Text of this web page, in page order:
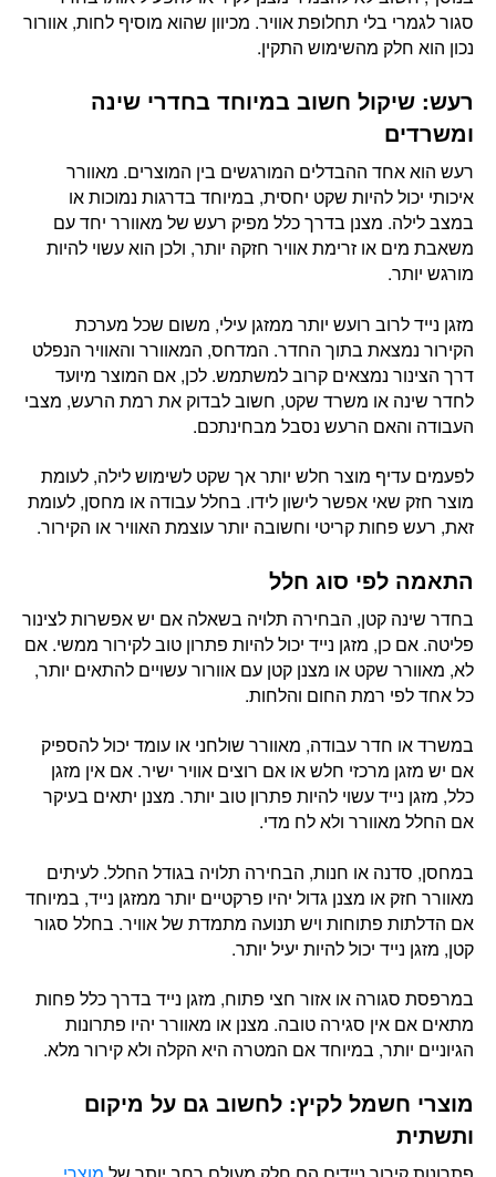
סגור לגמרי בלי תחלופת אוויר. מכיוון שהוא מוסיף לחות, אוורור
נכון הוא חלק מהשימוש התקין.
רעש: שיקול חשוב במיוחד בחדרי שינה
ומשרדים
רעש הוא אחד ההבדלים המורגשים בין המוצרים. מאוורר
איכותי יכול להיות שקט יחסית, במיוחד בדרגות נמוכות או
במצב לילה. מצנן בדרך כלל מפיק רעש של מאוורר יחד עם
משאבת מים או זרימת אוויר חזקה יותר, ולכן הוא עשוי להיות
מורגש יותר.
מזגן נייד לרוב רועש יותר ממזגן עילי, משום שכל מערכת
הקירור נמצאת בתוך החדר. המדחס, המאוורר והאוויר הנפלט
דרך הצינור נמצאים קרוב למשתמש. לכן, אם המוצר מיועד
לחדר שינה או משרד שקט, חשוב לבדוק את רמת הרעש, מצבי
העבודה והאם הרעש נסבל מבחינתכם.
לפעמים עדיף מוצר חלש יותר אך שקט לשימוש לילה, לעומת
מוצר חזק שאי אפשר לישון לידו. בחלל עבודה או מחסן, לעומת
זאת, רעש פחות קריטי וחשובה יותר עוצמת האוויר או הקירור.
התאמה לפי סוג חלל
בחדר שינה קטן, הבחירה תלויה בשאלה אם יש אפשרות לצינור
פליטה. אם כן, מזגן נייד יכול להיות פתרון טוב לקירור ממשי. אם
לא, מאוורר שקט או מצנן קטן עם אוורור עשויים להתאים יותר,
כל אחד לפי רמת החום והלחות.
במשרד או חדר עבודה, מאוורר שולחני או עומד יכול להספיק
אם יש מזגן מרכזי חלש או אם רוצים אוויר ישיר. אם אין מזגן
כלל, מזגן נייד עשוי להיות פתרון טוב יותר. מצנן יתאים בעיקר
אם החלל מאוורר ולא לח מדי.
במחסן, סדנה או חנות, הבחירה תלויה בגודל החלל. לעיתים
מאוורר חזק או מצנן גדול יהיו פרקטיים יותר ממזגן נייד, במיוחד
אם הדלתות פתוחות ויש תנועה מתמדת של אוויר. בחלל סגור
קטן, מזגן נייד יכול להיות יעיל יותר.
במרפסת סגורה או אזור חצי פתוח, מזגן נייד בדרך כלל פחות
מתאים אם אין סגירה טובה. מצנן או מאוורר יהיו פתרונות
הגיוניים יותר, במיוחד אם המטרה היא הקלה ולא קירור מלא.
מוצרי חשמל לקיץ: לחשוב גם על מיקום
ותשתית